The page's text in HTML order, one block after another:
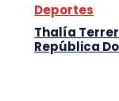
Deportes
Thalía
República